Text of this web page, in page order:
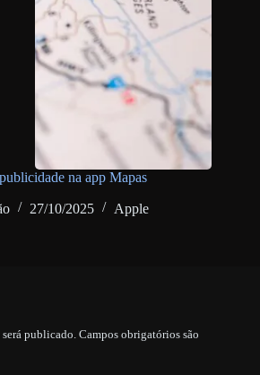
na app Mapas
27/10/2025 Apple
publicado. Campos obrigatórios são